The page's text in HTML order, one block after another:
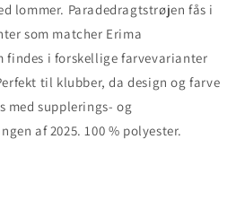
lommer. Paradedragtstrøjen fås i
som matcher Erima
findes i forskellige farvevarianter
til klubber, da design og farve
med supplerings- og
af 2025. 100 % polyester.